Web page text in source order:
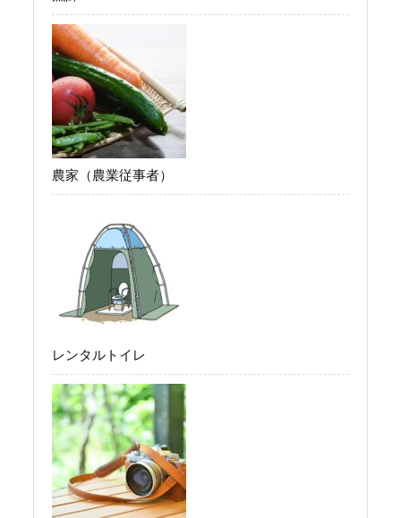
農家（農業従事者）
レンタルトイレ